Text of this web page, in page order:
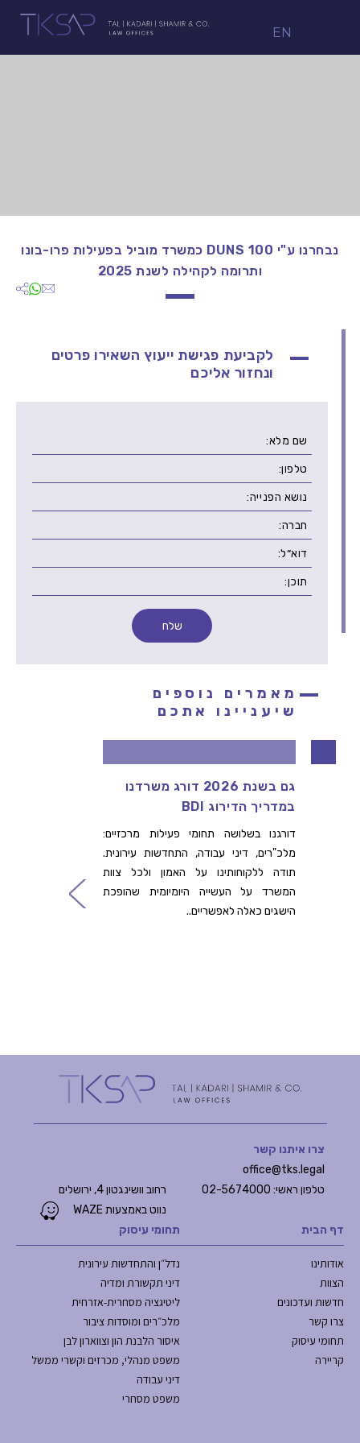
EN
נבחרנו ע"י DUNS 100 כמשרד מוביל בפעילות פרו-בונו
ותרומה לקהילה לשנת 2025
לקביעת פגישת ייעוץ השאירו פרטים
ונחזור אליכם
מאמרים נוספים
שיעניינו אתכם
גם בשנת 2026 דורג משרדנו
במדריך הדירוג BDI
דורגנו בשלושה תחומי פעילות מרכזיים:
מלכ"רים, דיני עבודה, התחדשות עירונית.
תודה ללקוחותינו על האמון ולכל צוות
המשרד על העשייה היומיומית שהופכת
הישגים כאלה לאפשריים..
דף הבית
אודותינו
הצוות
חדשות ועדכונים
צרו קשר
תחומי עיסוק
קריירה
תחומי עיסוק
נדל״ן והתחדשות עירונית
דיני תקשורת ומדיה
ליטיגציה מסחרית-אזרחית
מלכ״רים ומוסדות ציבור
איסור הלבנת הון וצווארון לבן
משפט מנהלי, מכרזים וקשרי ממשל
דיני עבודה
משפט מסחרי
צרו איתנו קשר
office@tks.legal
טלפון ראשי: 02-5674000
רחוב וושינגטון 4, ירושלים
נווט באמצעות WAZE